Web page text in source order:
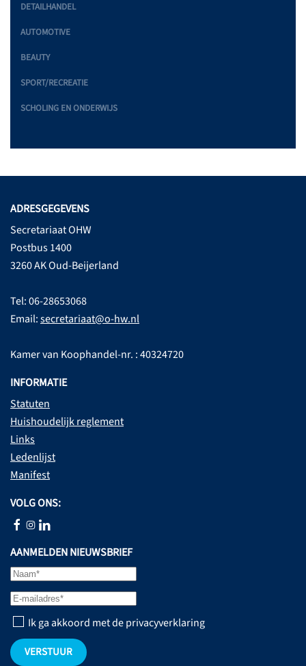
DETAILHANDEL
AUTOMOTIVE
BEAUTY
SPORT/RECREATIE
SCHOLING EN ONDERWIJS
ADRESGEGEVENS
Secretariaat OHW
Postbus 1400
3260 AK Oud-Beijerland
Tel: 06-28653068
Email:secretariaat@o-hw.nl
Kamer van Koophandel-nr. : 40324720
INFORMATIE
Statuten
Huishoudelijk reglement
Links
Ledenlijst
Manifest
VOLG ONS:
AANMELDEN NIEUWSBRIEF
Ik ga akkoord met de privacyverklaring
VERSTUUR